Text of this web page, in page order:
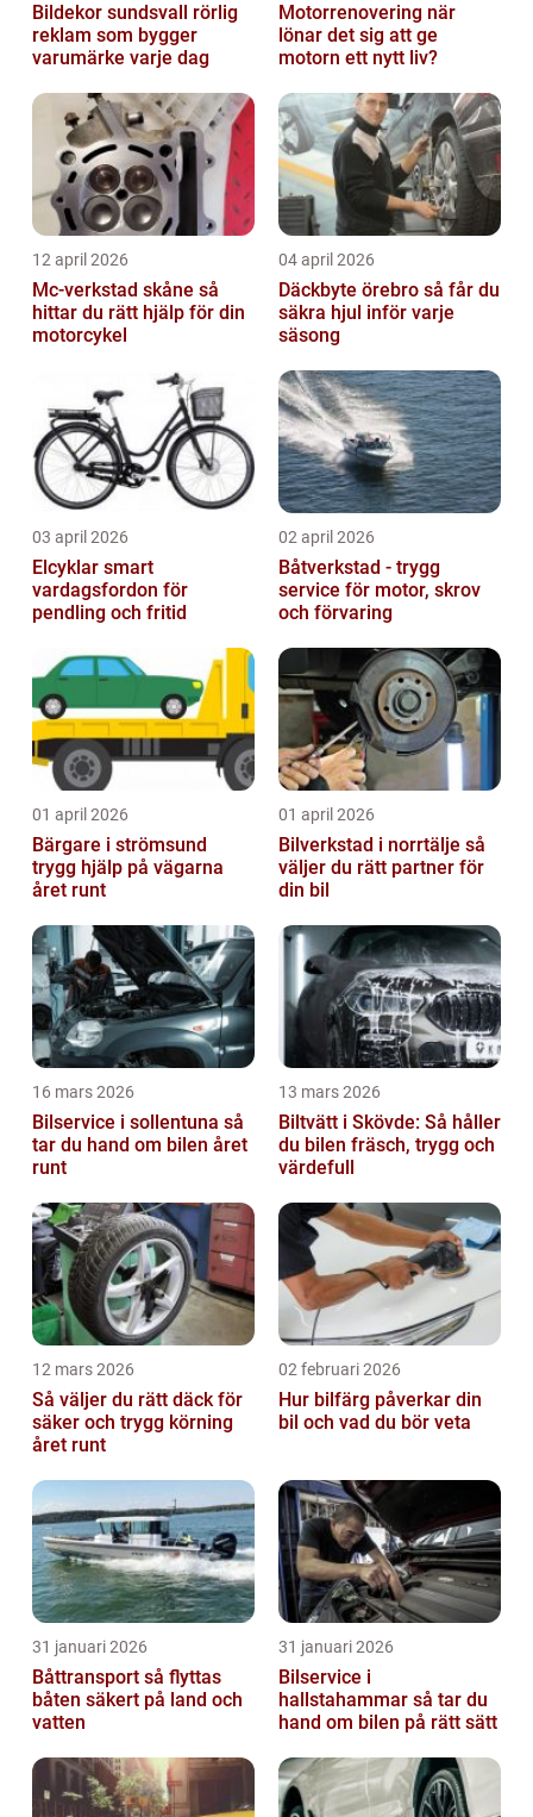
Bildekor sundsvall rörlig
reklam som bygger
varumärke varje dag
Motorrenovering när
lönar det sig att ge
motorn ett nytt liv?
12 april 2026
Mc-verkstad skåne så
hittar du rätt hjälp för din
motorcykel
04 april 2026
Däckbyte örebro så får du
säkra hjul inför varje
säsong
03 april 2026
Elcyklar smart
vardagsfordon för
pendling och fritid
02 april 2026
Båtverkstad - trygg
service för motor, skrov
och förvaring
01 april 2026
Bärgare i strömsund
trygg hjälp på vägarna
året runt
01 april 2026
Bilverkstad i norrtälje så
väljer du rätt partner för
din bil
16 mars 2026
Bilservice i sollentuna så
tar du hand om bilen året
runt
13 mars 2026
Biltvätt i Skövde: Så håller
du bilen fräsch, trygg och
värdefull
12 mars 2026
Så väljer du rätt däck för
säker och trygg körning
året runt
02 februari 2026
Hur bilfärg påverkar din
bil och vad du bör veta
31 januari 2026
Båttransport så flyttas
båten säkert på land och
vatten
31 januari 2026
Bilservice i
hallstahammar så tar du
hand om bilen på rätt sätt